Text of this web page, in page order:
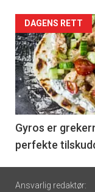
Forsiden
akkurat
nå
-
6
DAGENS RETT
Gyros er
perfekte
Footer
Ansvarlig redaktør: